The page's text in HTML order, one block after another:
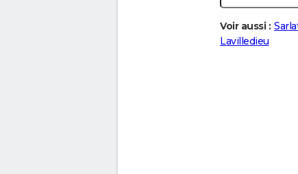
Voir aussi :
Lavilledieu